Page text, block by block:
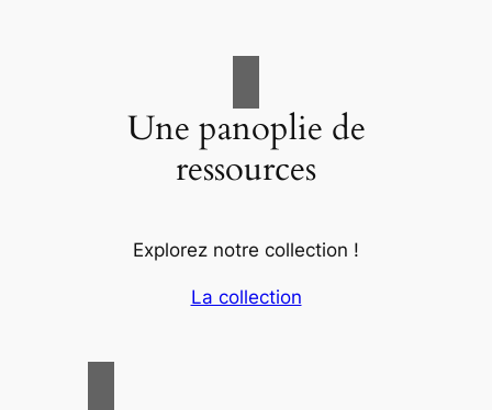
Une panoplie de
ressources
Explorez notre collection !
La collection